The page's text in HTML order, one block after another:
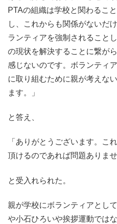
PTAの組織は学校と関わるこ
し、これからも関係がないだ
ランティアを強制されること
の現状を解決することに繋が
感じないのです。ボランティ
に取り組むために親が考えな
ます。」
と答え、
「ありがとうございます。こ
頂けるのであれば問題ありませ
と受入れられた。
親が学校にボランティアとし
や小石ひろいや挨拶運動ではな